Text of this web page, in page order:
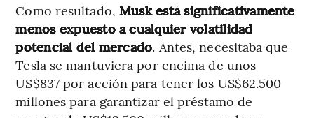
Como resultado, Musk está significativamente
menos expuesto a cualquier volatilidad
potencial del mercado. Antes, necesitaba que
Tesla se mantuviera por encima de unos
US$837 por acción para tener los US$62.500
millones para garantizar el préstamo de